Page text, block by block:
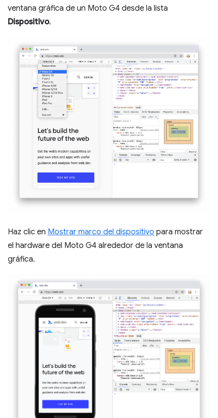
ventana gráfica de un Moto G4 desde la lista
Dispositivo.
Haz clic en Mostrar marco del dispositivo para mostrar
el hardware del Moto G4 alrededor de la ventana
gráfica.